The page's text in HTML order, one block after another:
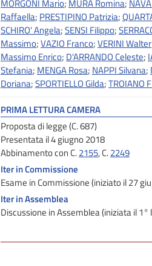
MORGONI Mario; MURA Romina;
Raffaella; PRESTIPINO Patrizia;
SCHIRO' Angela;SENSI Filippo;
Massimo;VAZIO Franco;VERINI Walter
Massimo Enrico; D'ARRANDO Celeste;
Stefania; MENGA Rosa; NAPPI Silvana;
Doriana;SPORTIELLO Gilda;TROIANO
PRIMA LETTURA CAMERA
Proposta di legge (C. 687)
Presentata il 4 giugno 2018
Abbinamento con C.2155, C.2249
Iter in Commissione
Esame in Commissione (iniziato il 27
Iter in Assemblea
Discussione in Assemblea (iniziata il